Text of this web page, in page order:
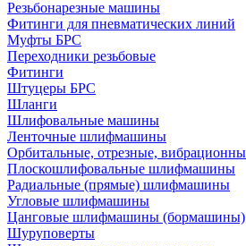
Резьбонарезные машины
Фитинги для пневматических линий
Муфты БРС
Переходники резьбовые
Фитинги
Штуцеры БРС
Шланги
Шлифовальные машины
Ленточные шлифмашины
Орбитальные, отрезные,
Плоскошлифовальные шлифмашины
Радиальные (прямые) шлифмашины
Угловые шлифмашины
Цанговые шлифмашины (бормашины)
Шуруповерты